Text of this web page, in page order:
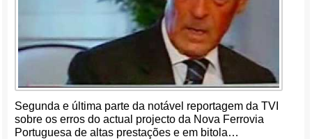
Segunda e última parte da notável reportagem da TVI
sobre os erros do actual projecto da Nova Ferrovia
Portuguesa de altas prestações e em bitola…